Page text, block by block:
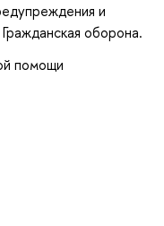
и
оборона.
помощи